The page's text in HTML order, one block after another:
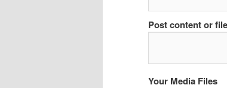
Post content or
Your Media Files